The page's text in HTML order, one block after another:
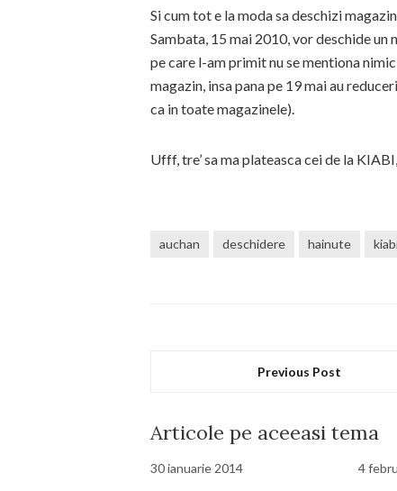
Si cum tot e la moda sa deschizi
Sambata, 15 mai 2010, vor deschide
pe care l-am primit nu se mentiona
magazin, insa pana pe 19 mai au
ca in toate magazinele).
Ufff, tre’ sa ma plateasca cei de la
auchan deschidere hainute
Previous Post
Articole pe aceeasi tema
30 ianuarie 2014 4